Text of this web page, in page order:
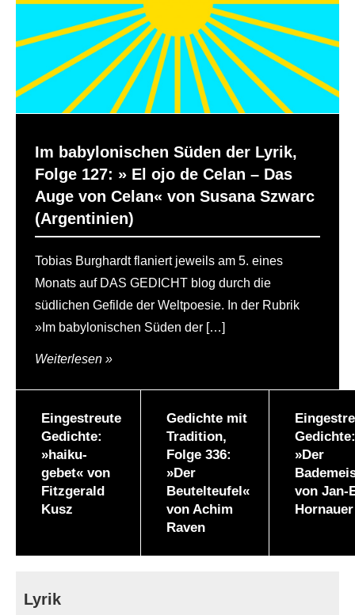
Im babylonischen Süden der Lyrik,
Folge 127: » El ojo de Celan – Das
Auge von Celan« von Susana Szwarc
(Argentinien)
Tobias Burghardt flaniert jeweils am 5. eines
Monats auf DAS GEDICHT blog durch die
südlichen Gefilde der Weltpoesie. In der Rubrik
»Im babylonischen Süden der […]
Weiterlesen
Eingestreute
Gedichte:
»haiku-
gebet« von
Fitzgerald
Kusz
Gedichte mit
Tradition,
Folge 336:
»Der
Beutelteufel«
von Achim
Raven
Gedichte:
»Der
von Jan-
Hornauer
Lyrik